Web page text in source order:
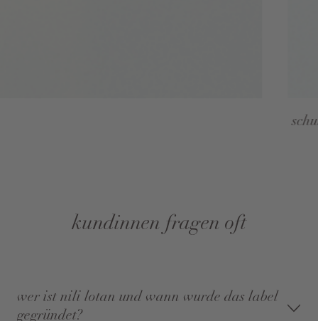
kundinnen fragen oft
wer ist nili lotan und wann wurde das label
gegründet?